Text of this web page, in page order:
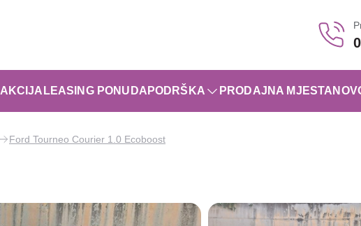
AKCIJA LEASING PONUDA PODRŠKA PRODAJNA MJESTA
Ford Tourneo Courier 1.0 Ecoboost